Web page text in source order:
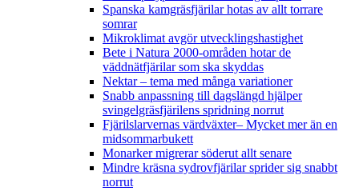
Spanska kamgräsfjärilar hotas av allt torrare
somrar
Mikroklimat avgör utvecklingshastighet
Bete i Natura 2000-områden hotar de
väddnätfjärilar som ska skyddas
Nektar – tema med många variationer
Snabb anpassning till dagslängd hjälper
svingelgräsfjärilens spridning norrut
Fjärilslarvernas värdväxter– Mycket mer än en
midsommarbukett
Monarker migrerar söderut allt senare
Mindre kräsna sydrovfjärilar sprider sig snabbt
norrut